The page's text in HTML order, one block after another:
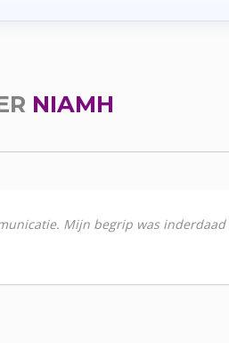
NIAMH
Mijn begrip was